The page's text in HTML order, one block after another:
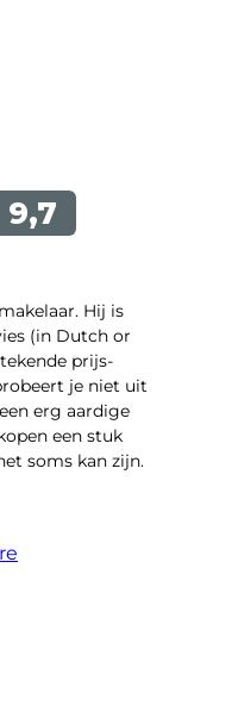
Hij is
(in Dutch or
prijs-
je niet uit
erg aardige
een stuk
soms kan zijn.